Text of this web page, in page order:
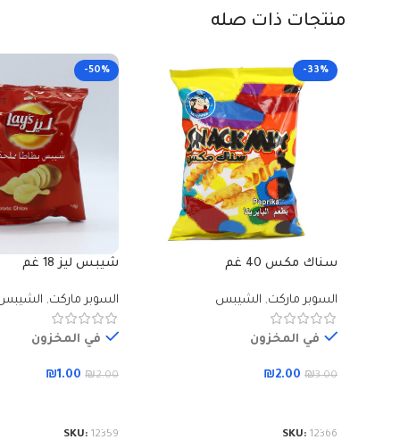
منتجات ذات صله
-33%
سناك مكس 40 غم
السوبر ماركت, الشيبس
في المخزون
₪3.00
₪2.00
SKU: 12366
-50%
شيبس ليز 18 غم
السوبر ماركت,
في المخزون
₪2.00
₪1.00
SKU: 12359